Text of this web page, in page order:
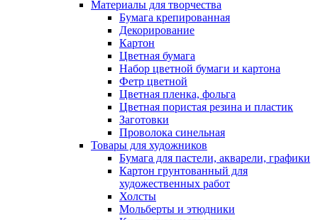
Материалы для творчества
Бумага крепированная
Декорирование
Картон
Цветная бумага
Набор цветной бумаги и картона
Фетр цветной
Цветная пленка, фольга
Цветная пористая резина и пластик
Заготовки
Проволока синельная
Товары для художников
Бумага для пастели, акварели, графики
Картон грунтованный для
художественных работ
Холсты
Мольберты и этюдники